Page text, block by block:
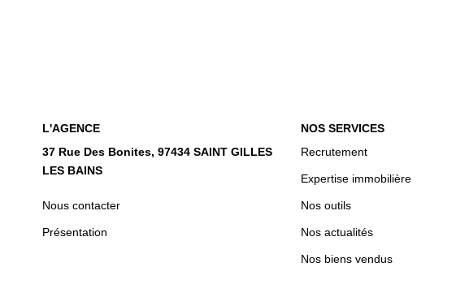
L'AGENCE
37 Rue Des Bonites, 97434 SAINT GILLES
LES BAINS
Nous contacter
Présentation
NOS SERVICES
Recrutement
Expertise immobilière
Nos outils
Nos actualités
Nos biens vendus